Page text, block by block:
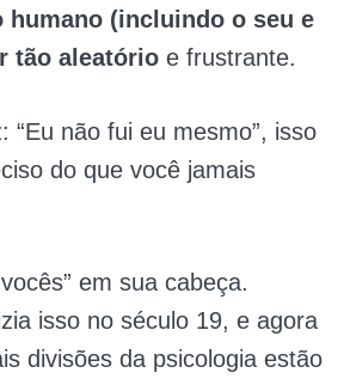
humano (incluindo o seu e
tão aleatório e frustrante.
“Eu não fui eu mesmo”, isso
do que você jamais
em sua cabeça.
isso no século 19, e agora
divisões da psicologia estão